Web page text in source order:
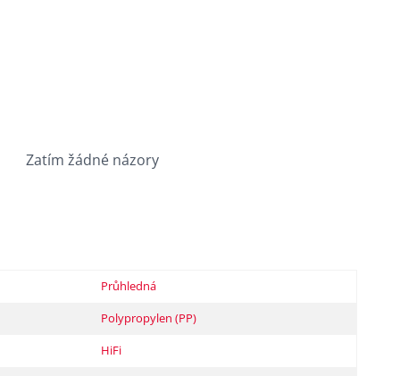
Zatím žádné názory
Průhledná
Polypropylen (PP)
HiFi